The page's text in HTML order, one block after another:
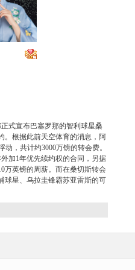
的异地恋，电动车没电了......
式宣布巴塞罗那的智利球星桑
。根据此前天空体育的消息，阿
，共计约3000万镑的转会费。
加1年优先续约权的合同，另据
万英镑的周薪。而在桑切斯转会
球星、乌拉圭锋霸苏亚雷斯的可